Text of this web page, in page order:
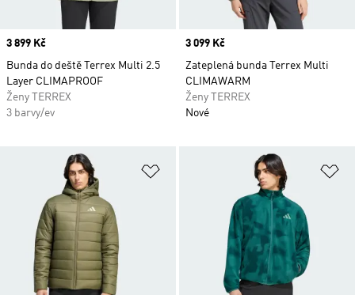
Price
3 899 Kč
Bunda do deště Terrex Multi 2.5
Layer CLIMAPROOF
Ženy TERREX
3 barvy/ev
Price
3 099 Kč
Zateplená bunda Terrex Multi
CLIMAWARM
Ženy TERREX
Nové
Přidat do seznamu přání